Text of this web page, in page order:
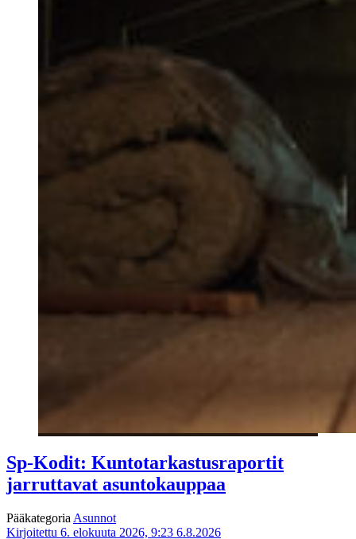
Sp-Kodit: Kuntotarkastusraportit
jarruttavat asuntokauppaa
Pääkategoria Asunnot
Kirjoitettu 6. elokuuta 2026, 9:23 6.8.2026